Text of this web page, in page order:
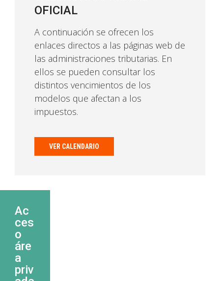
OFICIAL
A continuación se ofrecen los
enlaces directos a las páginas web de
las administraciones tributarias. En
ellos se pueden consultar los
distintos vencimientos de los
modelos que afectan a los
impuestos.
VER CALENDARIO
Ac
ces
o
áre
a
priv